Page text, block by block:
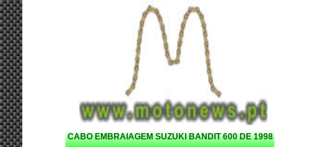
CABO EMBRAIAGEM SUZUKI BANDIT 600 DE 1998